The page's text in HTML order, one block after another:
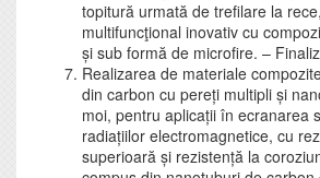
topitură urmată de trefilare la
multifuncţional inovativ cu
și sub formă de microfire. –
Realizarea de materiale
din carbon cu pereți multipli și
moi, pentru aplicații în ecranarea
radiațiilor electromagnetice, cu
superioară și rezistență la